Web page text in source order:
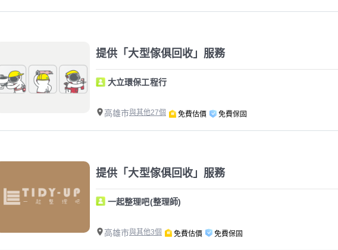
提供「大型傢俱回收」服務
大立環保工程行
高雄市與其他27個 免費估價 免費保固
提供「大型傢俱回收」服務
一起整理吧(整理師)
高雄市與其他3個 免費估價 免費保固